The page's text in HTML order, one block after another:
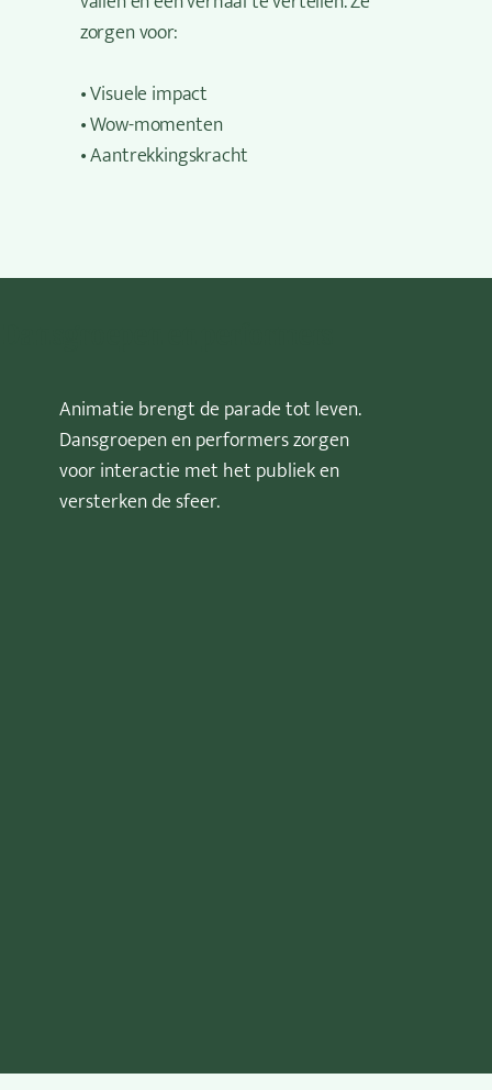
Animatie brengt de parade tot leven.
Dansgroepen en performers zorgen
voor interactie met het publiek en
versterken de sfeer.
zorgen voor:
• Visuele impact
• Wow-momenten
• Aantrekkingskracht